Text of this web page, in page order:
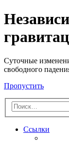
Cуточные
свободного
Пропустить
Ссылки